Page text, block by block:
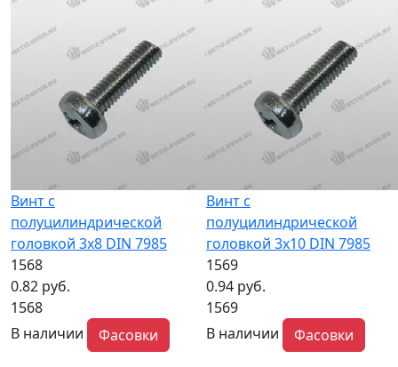
Винт с
полуцилиндрической
головкой 3x8 DIN 7985
1568
0.82 руб.
1568
В наличии
Фасовки
Винт с
полуцилиндрической
головкой 3x10 DIN 7985
1569
0.94 руб.
1569
В наличии
Фасовки